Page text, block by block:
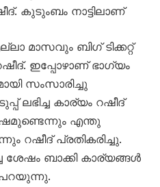
കുടുംബം നാട്ടിലാണ്
മാസവും ബിഗ് ടിക്കറ്റ്
ഇപ്പോഴാണ് ഭാഗ്യം
സംസാരിച്ചു
ലഭിച്ച കാര്യം റഷീദ്
എന്തു
റഷീദ് പ്രതികരിച്ചു.
ബാക്കി കാര്യങ്ങള്‍
പറയുന്നു.